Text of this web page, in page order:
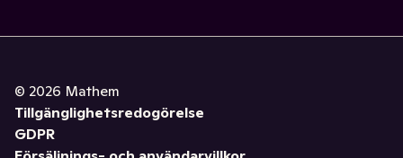
© 2026 Mathem
Tillgänglighetsredogörelse
GDPR